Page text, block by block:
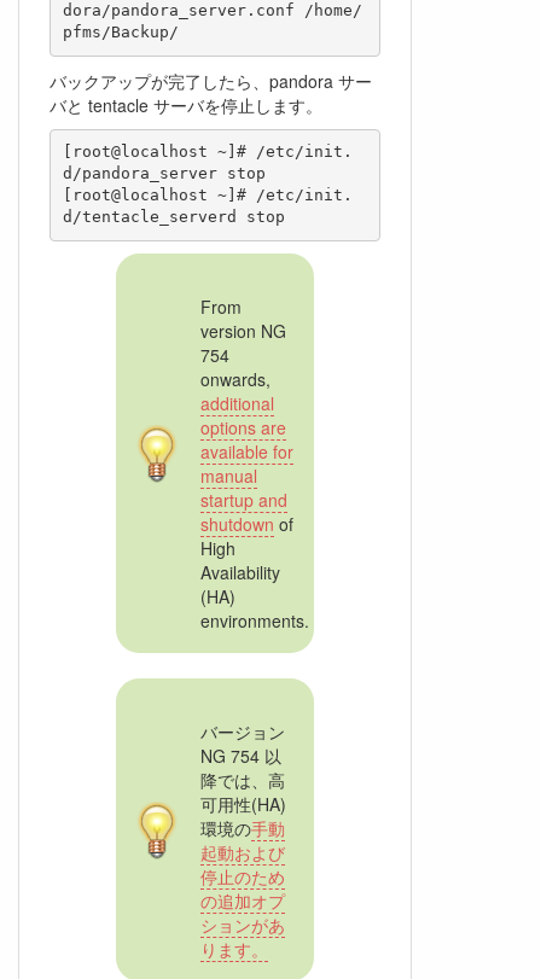
dora/pandora_server.conf /home/
バックアップが完了したら、pandora サー
バと tentacle サーバを停止します。
[root@localhost ~]# /etc/init.
d/pandora_server stop
[root@localhost ~]# /etc/init.
From
version NG
754
onwards,
additional
options are
available for
manual
startup and
shutdown of
High
Availability
(HA)
environments.
バージョン
NG 754 以
降では、高
可用性(HA)
環境の手動
起動および
停止のため
の追加オプ
ションがあ
ります。